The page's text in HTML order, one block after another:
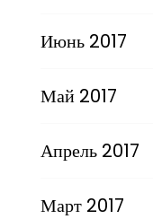
Июнь 2017
Май 2017
Апрель 2017
Март 2017